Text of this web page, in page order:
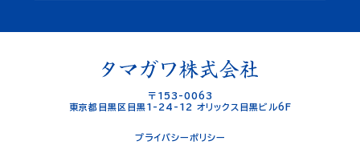
〒153-0063
東京都目黒区目黒1-24-12 オリックス目黒ビル6F
プライバシーポリシー